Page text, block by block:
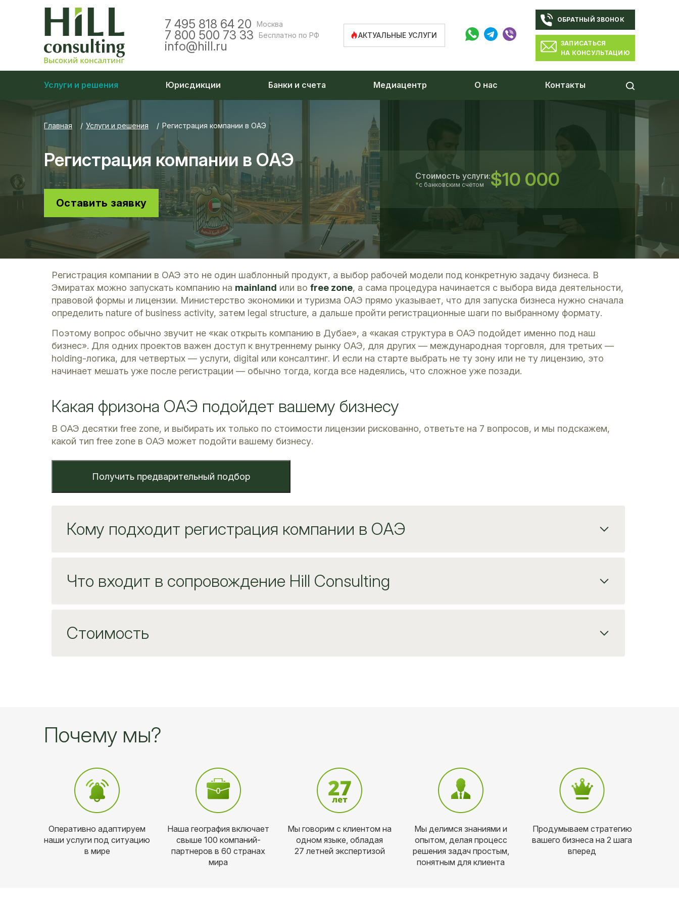
7 495 818 64 20 Москва
7 800 500 73 33 Бесплатно по РФ
info@hill.ru
АКТУАЛЬНЫЕ УСЛУГИ
ОБРАТНЫЙ ЗВОНОК
ЗАПИСАТЬСЯ
НА КОНСУЛЬТАЦИЮ
Услуги и решения Юрисдикции Банки и счета Медиацентр О нас Контакты
Главная Услуги и решения Регистрация компании в ОАЭ
Регистрация компании в ОАЭ
Оставить заявку
Стоимость услуги:
*с банковским счётом $10 000
Регистрация компании в ОАЭ это не один шаблонный продукт, а выбор рабочей модели под конкретную задачу бизнеса. В
Эмиратах можно запускать компанию на mainland или во free zone, а сама процедура начинается с выбора вида деятельности,
правовой формы и лицензии. Министерство экономики и туризма ОАЭ прямо указывает, что для запуска бизнеса нужно сначала
определить nature of business activity, затем legal structure, а дальше пройти регистрационные шаги по выбранному формату.
Поэтому вопрос обычно звучит не «как открыть компанию в Дубае», а «какая структура в ОАЭ подойдет именно под наш
бизнес». Для одних проектов важен доступ к внутреннему рынку ОАЭ, для других — международная торговля, для третьих —
holding-логика, для четвертых — услуги, digital или консалтинг. И если на старте выбрать не ту зону или не ту лицензию, это
начинает мешать уже после регистрации — обычно тогда, когда все надеялись, что сложное уже позади.
Какая фризона ОАЭ подойдет вашему бизнесу
В ОАЭ десятки free zone, и выбирать их только по стоимости лицензии рискованно, ответьте на 7 вопросов, и мы подскажем,
какой тип free zone в ОАЭ может подойти вашему бизнесу.
Получить предварительный подбор
Кому подходит регистрация компании в ОАЭ
Что входит в сопровождение Hill Consulting
Стоимость
Почему мы?
Оперативно адаптируем
наши услуги под ситуацию
в мире
Наша география включает
свыше 100 компаний-
партнеров в 60 странах
мира
Мы говорим с клиентом на
одном языке, обладая
27 летней экспертизой
Мы делимся знаниями и
опытом, делая процесс
решения задач простым,
понятным для клиента
Продумываем стратегию
вашего бизнеса на 2 шага
вперед